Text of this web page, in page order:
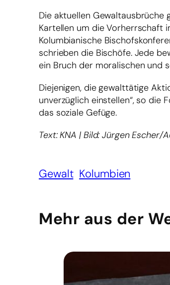
Die aktuellen Gewaltausbrüche
Kartellen um die Vorherrschaft
Kolumbianische
schrieben die Bischöfe. Jede
ein Bruch der moralischen und
Diejenigen, die gewalttätige
unverzüglich einstellen“, so die
das soziale Gefüge.
Text: KNA | Bild: Jürgen Escher/
Gewalt Kolumbien
Mehr aus der